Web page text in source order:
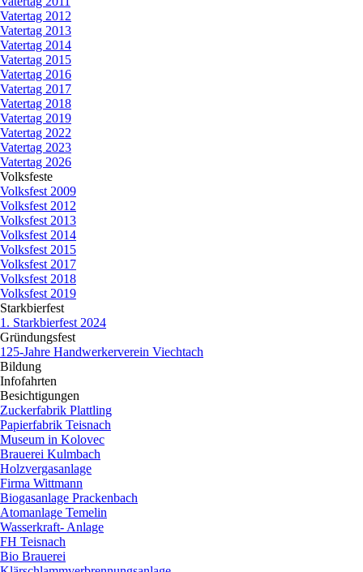
Vatertag 2012
Vatertag 2013
Vatertag 2014
Vatertag 2015
Vatertag 2016
Vatertag 2017
Vatertag 2018
Vatertag 2019
Vatertag 2022
Vatertag 2023
Vatertag 2026
Volksfeste
Volksfest 2009
Volksfest 2012
Volksfest 2013
Volksfest 2014
Volksfest 2015
Volksfest 2017
Volksfest 2018
Volksfest 2019
Starkbierfest
1. Starkbierfest 2024
Gründungsfest
125-Jahre Handwerkerverein Viechtach
Bildung
Infofahrten
Besichtigungen
Zuckerfabrik Plattling
Papierfabrik Teisnach
Museum in Kolovec
Brauerei Kulmbach
Holzvergasanlage
Firma Wittmann
Biogasanlage Prackenbach
Atomanlage Temelin
Wasserkraft- Anlage
FH Teisnach
Bio Brauerei